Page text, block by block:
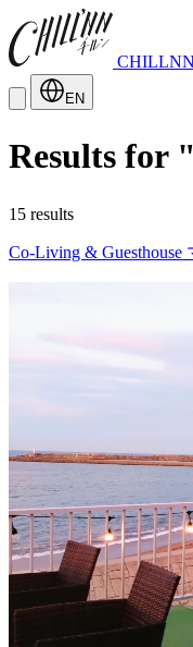
EN
Results for
15 results
Co-Living & Guesthouse